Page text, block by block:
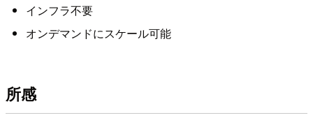
インフラ不要
オンデマンドにスケール可能
所感